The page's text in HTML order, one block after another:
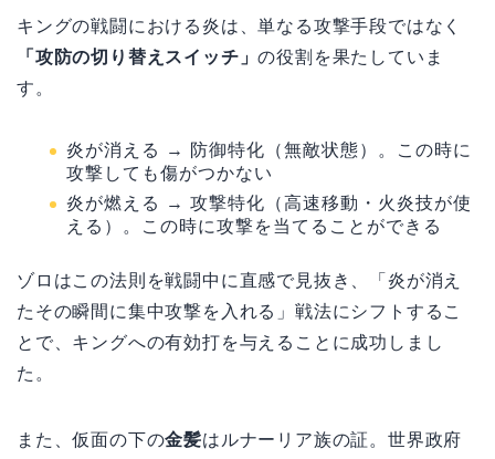
キングの戦闘における炎は、単なる攻撃手段ではなく
「攻防の切り替えスイッチ」の役割を果たしていま
す。
炎が消える → 防御特化（無敵状態）。この時に
攻撃しても傷がつかない
炎が燃える → 攻撃特化（高速移動・火炎技が使
える）。この時に攻撃を当てることができる
ゾロはこの法則を戦闘中に直感で見抜き、「炎が消え
たその瞬間に集中攻撃を入れる」戦法にシフトするこ
とで、キングへの有効打を与えることに成功しまし
た。
また、仮面の下の金髪はルナーリア族の証。世界政府